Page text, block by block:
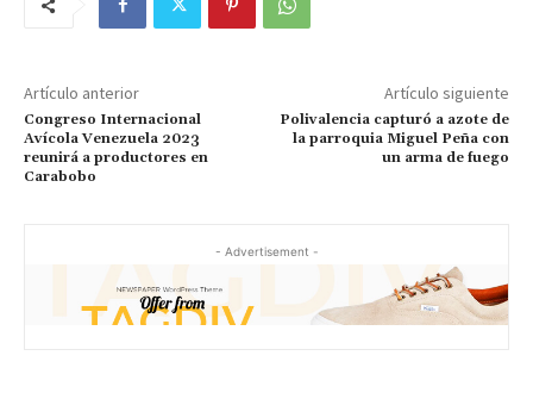
Artículo anterior
Congreso Internacional
Avícola Venezuela 2023
reunirá a productores en
Carabobo
Artículo siguiente
Polivalencia capturó a azote de
la parroquia Miguel Peña con
un arma de fuego
- Advertisement -